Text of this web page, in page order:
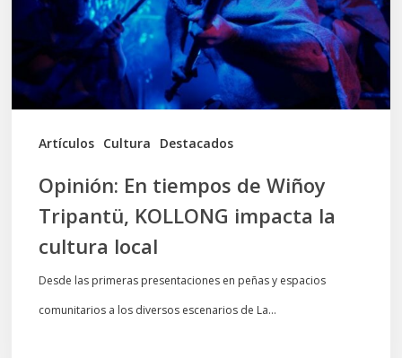
Artículos Cultura Destacados
Tripantü,
KOLLONG
impacta
la
cultura
Opinión: En tiempos de Wiñoy
Tripantü, KOLLONG impacta la
cultura local
Desde las primeras presentaciones en peñas y espacios
comunitarios a los diversos escenarios de La…